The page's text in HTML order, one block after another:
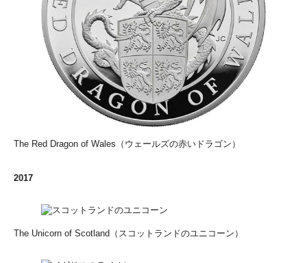
The Red Dragon of Wales（ウェールズの赤いドラゴン）
2017
The Unicorn of Scotland（スコットランドのユニコーン）